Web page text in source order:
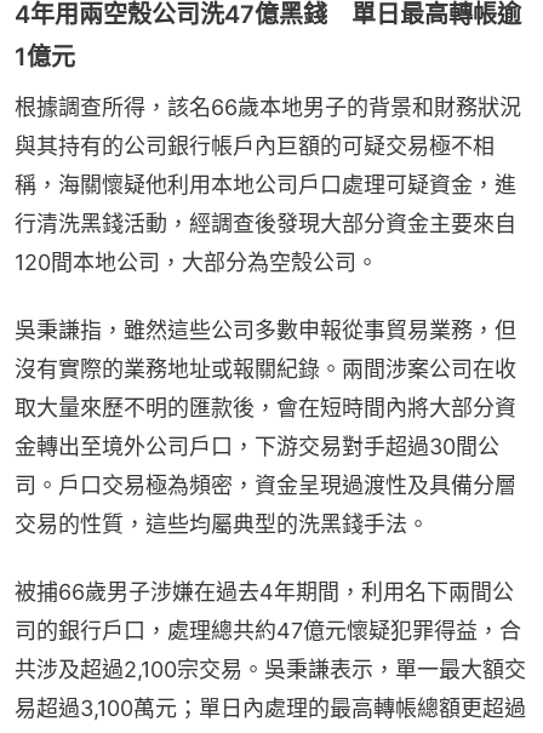
4年用兩空殼公司洗47億黑錢 單日最高轉帳逾
1億元
根據調查所得，該名66歲本地男子的背景和財務狀況
與其持有的公司銀行帳戶內巨額的可疑交易極不相
稱，海關懷疑他利用本地公司戶口處理可疑資金，進
行清洗黑錢活動，經調查後發現大部分資金主要來自
120間本地公司，大部分為空殼公司。
吳秉謙指，雖然這些公司多數申報從事貿易業務，但
沒有實際的業務地址或報關紀錄。兩間涉案公司在收
取大量來歷不明的匯款後，會在短時間內將大部分資
金轉出至境外公司戶口，下游交易對手超過30間公
司。戶口交易極為頻密，資金呈現過渡性及具備分層
交易的性質，這些均屬典型的洗黑錢手法。
被捕66歲男子涉嫌在過去4年期間，利用名下兩間公
司的銀行戶口，處理總共約47億元懷疑犯罪得益，合
共涉及超過2,100宗交易。吳秉謙表示，單一最大額交
易超過3,100萬元；單日內處理的最高轉帳總額更超過